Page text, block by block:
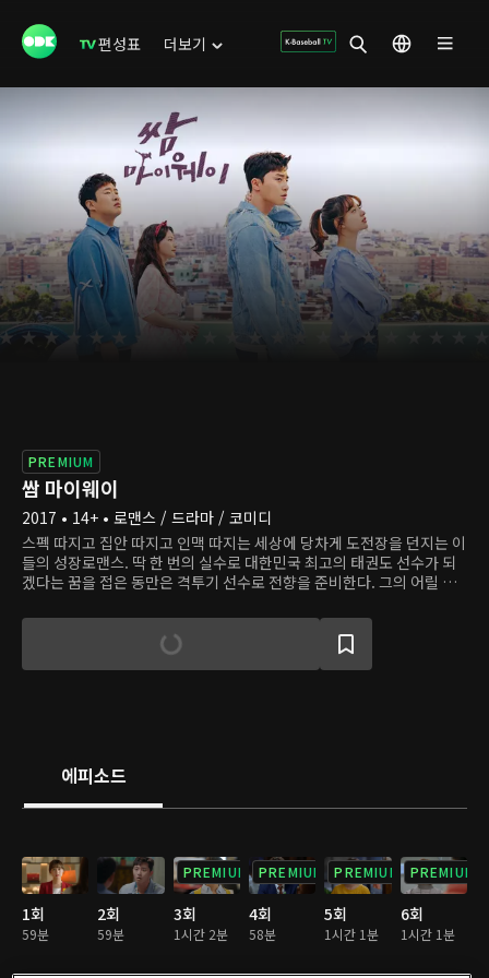
편성표 더보기
PREMIUM
쌈 마이웨이
2017 • 14+ • 로맨스 / 드라마 / 코미디
스펙 따지고 집안 따지고 인맥 따지는 세상에 당차게 도전장을 던지는 이
들의 성장로맨스. 딱 한 번의 실수로 대한민국 최고의 태권도 선수가 되
겠다는 꿈을 접은 동만은 격투기 선수로 전향을 준비한다. 그의 어릴 적
달린다. 동만의 절친 주만은 여자친구 설희의 헌신적 노력으로 대기업 정
규직 직원이 되었지만 신입사원의 저돌적인 구애에 마음이 흔들린다. 주
만과 연애 6년 차에 접어든 설희는 주만이 흔들리는 걸 느끼면서 처음으
에피소드
1회
59분
2회
59분
PREMIUM
3회
1시간 2분
PREMIUM
4회
58분
PREMIUM
5회
1시간 1분
PREMIUM
6회
1시간 1분